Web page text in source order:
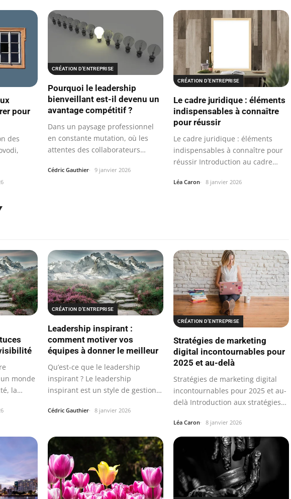
pour
des
CRÉATION D’ENTREPRISE
Pourquoi le leadership
bienveillant est-il devenu un
avantage compétitif ?
Dans un paysage professionnel
en constante mutation, où les
attentes des collaborateurs
Cédric Gauthier 9 janvier 2026
CRÉATION D’ENTREPRISE
Le cadre juridique : éléments
indispensables à connaître
pour réussir
Le cadre juridique : éléments
indispensables à connaître pour
réussir Introduction au cadre…
Léa Caron 8 janvier 2026
monde
la
CRÉATION D’ENTREPRISE
Leadership inspirant :
comment motiver vos
équipes à donner le meilleur
Qu’est-ce que le leadership
inspirant ? Le leadership
inspirant est un style de gestion
Cédric Gauthier 8 janvier 2026
CRÉATION D’ENTREPRISE
Stratégies de marketing
digital incontournables pour
2025 et au-delà
Stratégies de marketing digital
incontournables pour 2025 et au-
delà Introduction aux stratégies
Léa Caron 8 janvier 2026